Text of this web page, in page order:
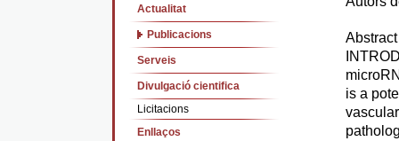
Actualitat
Publicacions
Serveis
Divulgació cientifica
Licitacions
Enllaços
Abstract
is a